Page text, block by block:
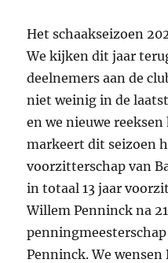
Het schaakseizoen
We kijken dit jaar
deelnemers aan de
niet weinig in de
en we nieuwe
markeert dit seizoen
voorzitterschap van
in totaal 13 jaar
Willem Penninck na
Penninck. We